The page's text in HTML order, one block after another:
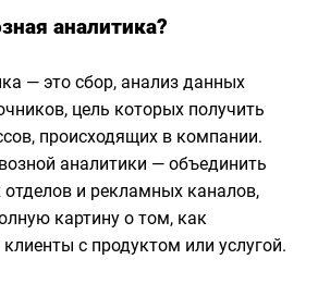
аналитика?
— это сбор, анализ данных
цель которых получить
происходящих в компании.
аналитики — объединить
и рекламных каналов,
картину о том, как
с продуктом или услугой.